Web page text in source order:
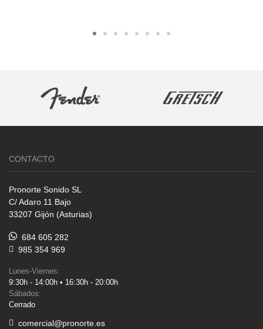
CONTACTO
Pronorte Sonido SL
C/ Adaro 11 Bajo
33207 Gijón (Asturias)
684 605 282
985 354 969
Lunes-Viernes:
9:30h - 14:00h • 16:30h - 20:00h
Sábados:
Cerrado
comercial@pronorte.es